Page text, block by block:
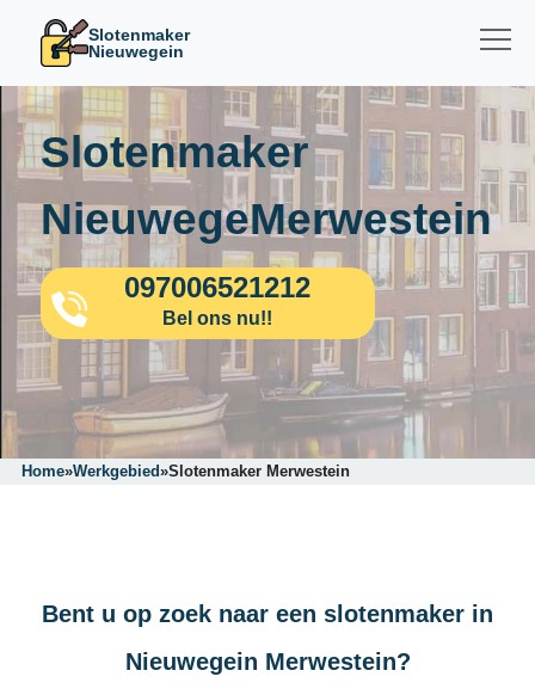
Slotenmaker
Nieuwegein
Slotenmaker
NieuwegeMerwestein
097006521212
Bel ons nu!!
Home»Werkgebied»Slotenmaker Merwestein
Bent u op zoek naar een slotenmaker in
Nieuwegein Merwestein?